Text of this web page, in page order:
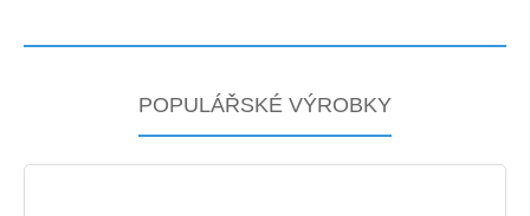
POPULÁŘSKÉ VÝROBKY